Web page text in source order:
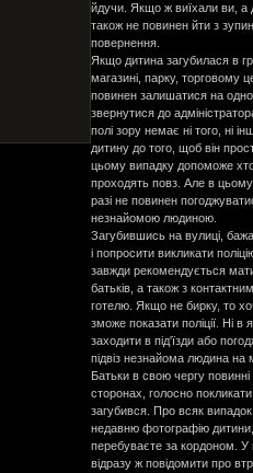
йдучи. Якщо ж виїхали ви, а
також не повинен йти з
повернення.
Якщо дитина загубилася в
магазині, парку, торговому
повинен залишатися на
звернутися до
полі зору немає ні того, ні
дитину до того, щоб він
цьому випадку допоможе
проходять повз. Але в
разі не повинен
незнайомою людиною.
Загубившись на вулиці,
і попросити викликати
завжди рекомендується
батьків, а також з
готелю. Якщо не бирку, то
зможе показати поліції. Ні
заходити в під'їзди або
підвіз незнайома людина на
Батьки в свою чергу
сторонах, голосно
загубився. Про всяк
недавню фотографію
перебуваєте за кордоном. У
відразу ж повідомити про